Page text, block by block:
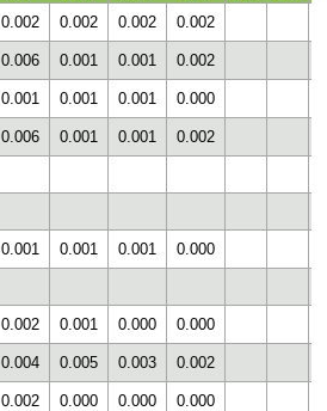
0.002 0.002 0.002 0.002
0.006 0.001 0.001 0.002
0.001 0.001 0.001 0.000
0.006 0.001 0.001 0.002
0.001 0.001 0.001 0.000
0.002 0.001 0.000 0.000
0.004 0.005 0.003 0.002
0.002 0.000 0.000 0.000